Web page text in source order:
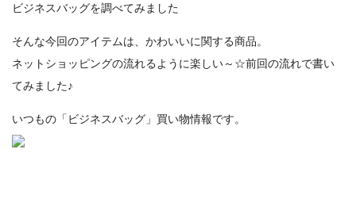
ビジネスバッグを調べてみました
そんな今回のアイテムは、かわいいに関する商品。
ネットショッピングの流れるように楽しい～☆前回の流れで書い
てみました♪
いつもの「ビジネスバッグ」買い物情報です。